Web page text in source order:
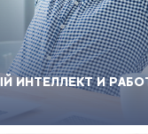
ИНТЕЛЛЕКТ И